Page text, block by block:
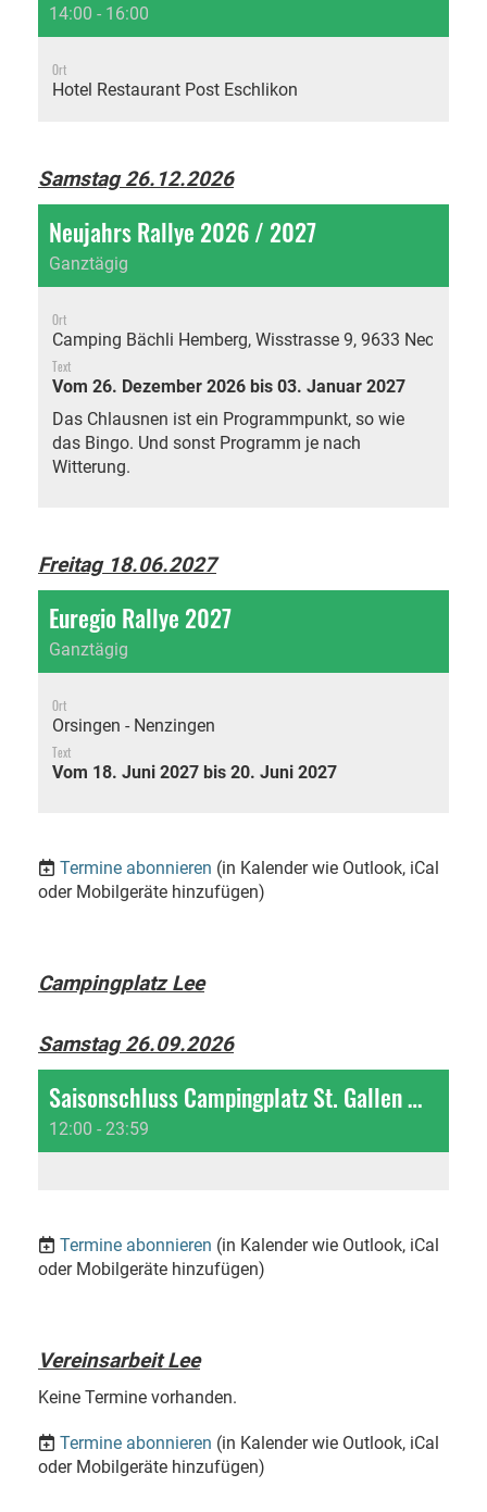
14:00 - 16:00
Ort
Hotel Restaurant Post Eschlikon
Samstag 26.12.2026
Neujahrs Rallye 2026 / 2027
Ganztägig
Ort
Camping Bächli Hemberg, Wisstrasse 9, 9633 Neckertal
Text
Vom 26. Dezember 2026 bis 03. Januar 2027
Das Chlausnen ist ein Programmpunkt, so wie
das Bingo. Und sonst Programm je nach
Witterung.
Freitag 18.06.2027
Euregio Rallye 2027
Ganztägig
Ort
Orsingen - Nenzingen
Text
Vom 18. Juni 2027 bis 20. Juni 2027
Termine abonnieren (in Kalender wie Outlook, iCal
oder Mobilgeräte hinzufügen)
Campingplatz Lee
Samstag 26.09.2026
Saisonschluss Campingplatz St. Gallen Wittenbach
12:00 - 23:59
Termine abonnieren (in Kalender wie Outlook, iCal
oder Mobilgeräte hinzufügen)
Vereinsarbeit Lee
Keine Termine vorhanden.
Termine abonnieren (in Kalender wie Outlook, iCal
oder Mobilgeräte hinzufügen)